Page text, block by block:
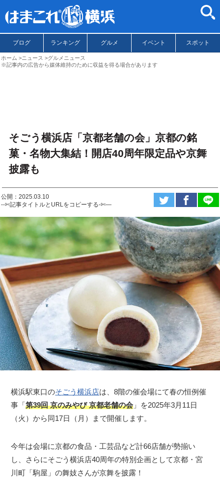
ブログ ランキング グルメ イベント スポット
ホーム ニュース
グルメニュース
※記事内の広告から媒体維持のために収益を得る場合があります
そごう横浜店「京都老舗の会」京都の銘
菓・名物大集結！開店40周年限定品や京舞
披露も
公開：2025.03.10
--✄記事タイトルとURLをコピーする-✄—
横浜駅東口のそごう横浜店は、8階の催会場にて春の恒例催
事「第39回 京のみやび 京都老舗の会 」を2025年3月11日
（火）から同17日（月）まで開催します。
今年は会場に京都の食品・工芸品など計66店舗が勢揃い
し、さらにそごう横浜店40周年の特別企画として京都・宮
川町「駒屋」の舞妓さんが京舞を披露！